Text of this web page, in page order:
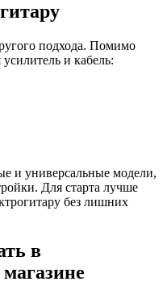
подхода. Помимо
и кабель:
и универсальные модели,
Для старта лучше
без лишних
в